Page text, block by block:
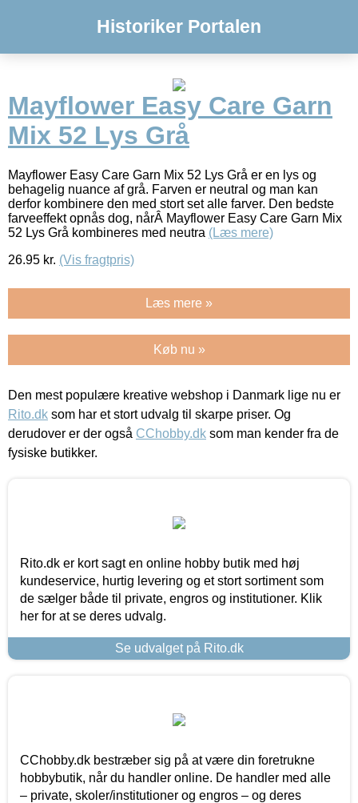
Historiker Portalen
Mayflower Easy Care Garn
Mix 52 Lys Grå
Mayflower Easy Care Garn Mix 52 Lys Grå er en lys og
behagelig nuance af grå. Farven er neutral og man kan
derfor kombinere den med stort set alle farver. Den bedste
farveeffekt opnås dog, nårÂ Mayflower Easy Care Garn Mix
52 Lys Grå kombineres med neutra (Læs mere)
26.95 kr. (Vis fragtpris)
Læs mere »
Køb nu »
Den mest populære kreative webshop i Danmark lige nu er
Rito.dk som har et stort udvalg til skarpe priser. Og
derudover er der også CChobby.dk som man kender fra de
fysiske butikker.
Rito.dk er kort sagt en online hobby butik med høj
kundeservice, hurtig levering og et stort sortiment som
de sælger både til private, engros og institutioner. Klik
her for at se deres udvalg.
Se udvalget på Rito.dk
CChobby.dk bestræber sig på at være din foretrukne
hobbybutik, når du handler online. De handler med alle
– private, skoler/institutioner og engros – og deres